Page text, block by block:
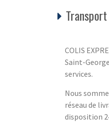
COLIS
Saint-
services.
Nous
réseau de
disposition